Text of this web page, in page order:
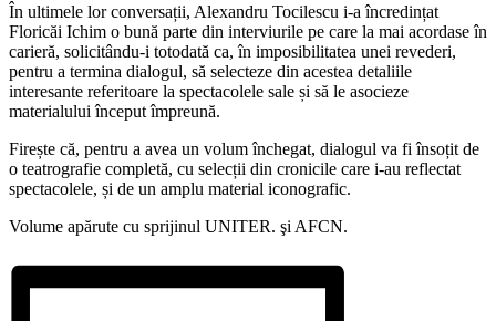
În ultimele lor conversații, Alexandru Tocilescu i-a încredințat
Floricăi Ichim o bună parte din interviurile pe care la mai acordase în
carieră, solicitându-i totodată ca, în imposibilitatea unei revederi,
pentru a termina dialogul, să selecteze din acestea detaliile
interesante referitoare la spectacolele sale și să le asocieze
materialului început împreună.
Firește că, pentru a avea un volum închegat, dialogul va fi însoțit de
o teatrografie completă, cu selecții din cronicile care i-au reflectat
spectacolele, și de un amplu material iconografic.
Volume apărute cu sprijinul UNITER. şi AFCN.